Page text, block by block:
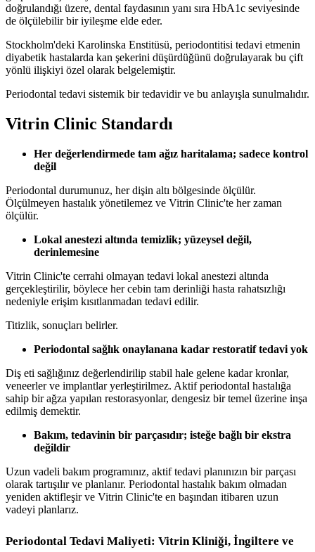
doğrulandığı üzere, dental faydasının yanı sıra HbA1c seviyesinde
de ölçülebilir bir iyileşme elde eder.
Stockholm'deki Karolinska Enstitüsü, periodontitisi tedavi etmenin
diyabetik hastalarda kan şekerini düşürdüğünü doğrulayarak bu çift
yönlü ilişkiyi özel olarak belgelemiştir.
Periodontal tedavi sistemik bir tedavidir ve bu anlayışla sunulmalıdır.
Vitrin Clinic Standardı
Her değerlendirmede tam ağız haritalama; sadece kontrol
değil
Periodontal durumunuz, her dişin altı bölgesinde ölçülür.
Ölçülmeyen hastalık yönetilemez ve Vitrin Clinic'te her zaman
ölçülür.
Lokal anestezi altında temizlik; yüzeysel değil,
derinlemesine
Vitrin Clinic'te cerrahi olmayan tedavi lokal anestezi altında
gerçekleştirilir, böylece her cebin tam derinliği hasta rahatsızlığı
nedeniyle erişim kısıtlanmadan tedavi edilir.
Titizlik, sonuçları belirler.
Periodontal sağlık onaylanana kadar restoratif tedavi yok
Diş eti sağlığınız değerlendirilip stabil hale gelene kadar kronlar,
veneerler ve implantlar yerleştirilmez. Aktif periodontal hastalığa
sahip bir ağza yapılan restorasyonlar, dengesiz bir temel üzerine inşa
edilmiş demektir.
Bakım, tedavinin bir parçasıdır; isteğe bağlı bir ekstra
değildir
Uzun vadeli bakım programınız, aktif tedavi planınızın bir parçası
olarak tartışılır ve planlanır. Periodontal hastalık bakım olmadan
yeniden aktifleşir ve Vitrin Clinic'te en başından itibaren uzun
vadeyi planlarız.
Periodontal Tedavi Maliyeti: Vitrin Kliniği, İngiltere ve